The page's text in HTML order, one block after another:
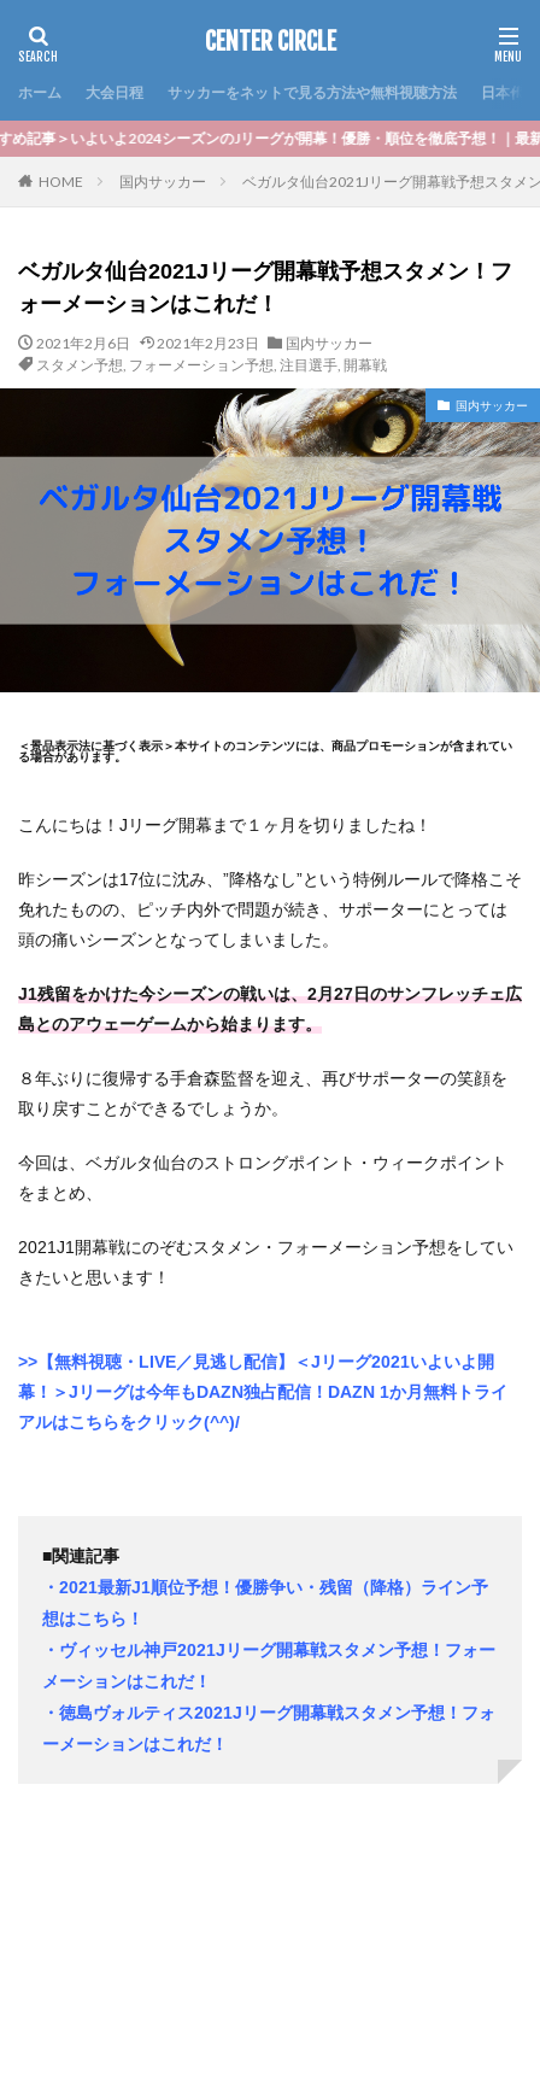
CENTER CIRCLE
ホーム 大会日程 サッカーをネットで見る方法や無料視聴方法 日本代表
ーズンのJリーグが開幕！優勝・順位を徹底予想！｜最新J1順位予想2024！優勝
HOME 国内サッカー ベガルタ仙台2021Jリーグ開幕戦予想スタメ
ベガルタ仙台2021Jリーグ開幕戦予想スタメン！フ
ォーメーションはこれだ！
2021年2月6日 2021年2月23日
国内サッカー
スタメン予想, フォーメーション予想, 注目選手, 開幕戦
国内サッカー
＜景品表示法に基づく表示＞本サイトのコンテンツには、商品プロモーションが含まれてい
る場合があります。
こんにちは！Jリーグ開幕まで１ヶ月を切りましたね！
昨シーズンは17位に沈み、”降格なし”という特例ルールで降格こそ
免れたものの、ピッチ内外で問題が続き、サポーターにとっては
頭の痛いシーズンとなってしまいました。
J1残留をかけた今シーズンの戦いは、2月27日のサンフレッチェ広
島とのアウェーゲームから始まります。
８年ぶりに復帰する手倉森監督を迎え、再びサポーターの笑顔を
取り戻すことができるでしょうか。
今回は、ベガルタ仙台のストロングポイント・ウィークポイント
をまとめ、
2021J1開幕戦にのぞむスタメン・フォーメーション予想をしてい
きたいと思います！
>>【無料視聴・LIVE／見逃し配信】＜Jリーグ2021いよいよ開
幕！＞Jリーグは今年もDAZN独占配信！DAZN 1か月無料トライ
アルはこちらをクリック(^^)/
■関連記事
・2021最新J1順位予想！優勝争い・残留（降格）ライン予
想はこちら！
・ヴィッセル神戸2021Jリーグ開幕戦スタメン予想！フォー
メーションはこれだ！
・徳島ヴォルティス2021Jリーグ開幕戦スタメン予想！フォ
ーメーションはこれだ！